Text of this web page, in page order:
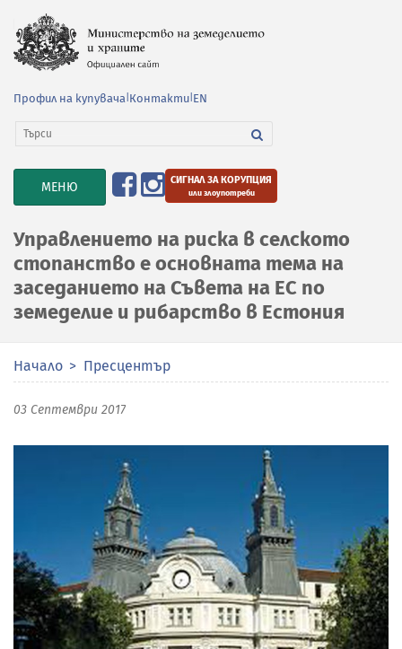
Профил на купувача Контакти EN
TOGGLE
NAVIGATION
МЕНЮ СИГНАЛ ЗА КОРУПЦИЯ
или злоупотреби
Управлението на риска в селското
стопанство е основната тема на
заседанието на Съвета на ЕС по
земеделие и рибарство в Естония
Начало Пресцентър
03 Септември 2017